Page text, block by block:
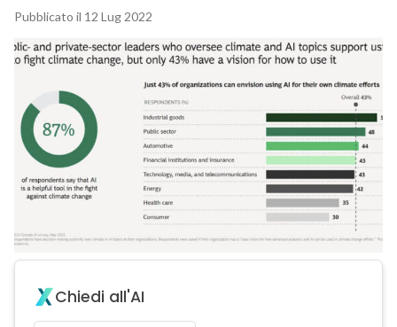
Pubblicato il 12 Lug 2022
Chiedi all'AI